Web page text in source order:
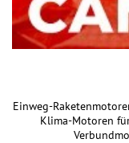
Einweg-
Klima-Motoren